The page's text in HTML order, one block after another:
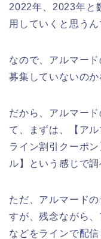
2022年、2023年と
用していくと思うん
なので、アルマー
募集していないのか
だから、アルマー
て、まずは、【ア
ライン割引クーポ
ル】という感じで
ただ、アルマード
すが、残念ながら
などをラインで配